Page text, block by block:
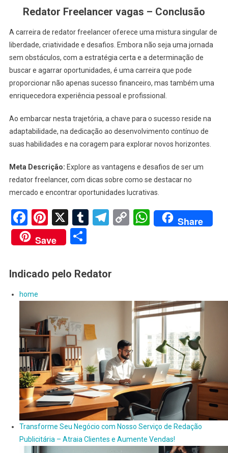
Redator Freelancer vagas – Conclusão
A carreira de redator freelancer oferece uma mistura singular de
liberdade, criatividade e desafios. Embora não seja uma jornada
sem obstáculos, com a estratégia certa e a determinação de
buscar e agarrar oportunidades, é uma carreira que pode
proporcionar não apenas sucesso financeiro, mas também uma
enriquecedora experiência pessoal e profissional.
Ao embarcar nesta trajetória, a chave para o sucesso reside na
adaptabilidade, na dedicação ao desenvolvimento contínuo de
suas habilidades e na coragem para explorar novos horizontes.
Meta Descrição: Explore as vantagens e desafios de ser um
redator freelancer, com dicas sobre como se destacar no
mercado e encontrar oportunidades lucrativas.
Facebook
Pinterest
X Tumblr
Telegram
CopyWhatsApp
Share
Save
Share
Indicado pelo Redator
home
Transforme Seu Negócio com Nosso Serviço de Redação
Publicitária – Atraia Clientes e Aumente Vendas!